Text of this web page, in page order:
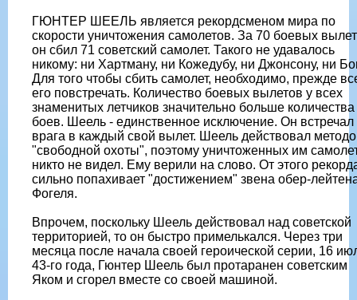
ГЮНТЕР ШЕЕЛЬ является рекордсменом мира по
скорости уничтожения самолетов. За 70 боевых
он сбил 71 советский самолет. Такого не удавалось
никому: ни Хартману, ни Кожедубу, ни Джонсону, ни
Для того чтобы сбить самолет, необходимо, прежде
его повстречать. Количество боевых вылетов у всех
знаменитых летчиков значительно больше количества
боев. Шеель - единственное исключение. Он встречал
врага в каждый свой вылет. Шеель действовал
"свободной охоты", поэтому уничтоженных им
никто не видел. Ему верили на слово. От этого
сильно попахивает "достижением" звена обер-
Фогеля.
Впрочем, поскольку Шеель действовал над советской
территорией, то он быстро примелькался. Через три
месяца после начала своей героической серии, 16
43-го года, Гюнтер Шеель был протаранен советским
Яком и сгорел вместе со своей машиной.